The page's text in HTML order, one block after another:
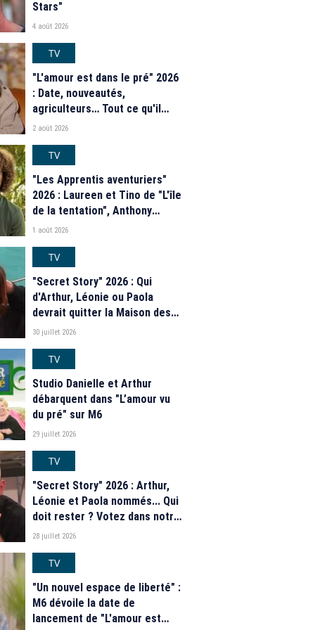
Stars"
4 août 2026
TV
"L'amour est dans le pré" 2026
: Date, nouveautés,
agriculteurs… Tout ce qu'il
faut savoir sur la saison 21 du
2 août 2026
TV
"Les Apprentis aventuriers"
2026 : Laureen et Tino de "L'île
de la tentation", Anthony
Matéo, Jade Leboeuf... Le
de la télé-réalité de W9
1 août 2026
TV
"Secret Story" 2026 : Qui
d'Arthur, Léonie ou Paola
devrait quitter la Maison des
secrets ce soir ? Les
30 juillet 2026
TV
Studio Danielle et Arthur
débarquent dans "L’amour vu
du pré" sur M6
29 juillet 2026
TV
"Secret Story" 2026 : Arthur,
Léonie et Paola nommés... Qui
doit rester ? Votez dans notre
sondage
28 juillet 2026
TV
"Un nouvel espace de liberté" :
M6 dévoile la date de
lancement de "L'amour est